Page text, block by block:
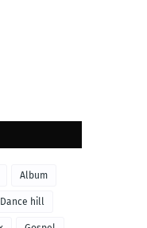
Album
Dance hill